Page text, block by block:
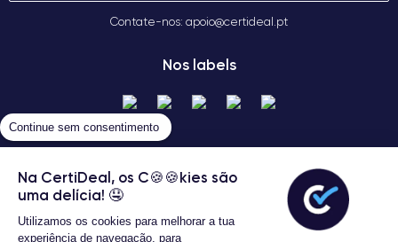
Contate-nos: apoio@certideal.pt
Nos labels
Termos gerais de venda
Continue sem consentimento
Na CertiDeal, os C🍪🍪kies são
uma delícia! 🤤
Utilizamos os cookies para melhorar a tua
experiência de navegação, para